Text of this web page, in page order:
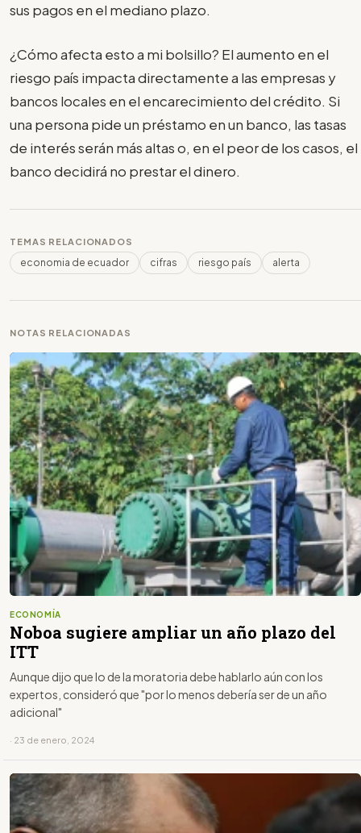
sus pagos en el mediano plazo.
¿Cómo afecta esto a mi bolsillo? El aumento en el
riesgo país impacta directamente a las empresas y
bancos locales en el encarecimiento del crédito. Si
una persona pide un préstamo en un banco, las tasas
de interés serán más altas o, en el peor de los casos, el
banco decidirá no prestar el dinero.
TEMAS RELACIONADOS
economia de ecuador cifras riesgo país alerta
NOTAS RELACIONADAS
ECONOMÍA
Noboa sugiere ampliar un año plazo del
ITT
Aunque dijo que lo de la moratoria debe hablarlo aún con los
expertos, consideró que "por lo menos debería ser de un año
adicional"
· 23 de enero, 2024